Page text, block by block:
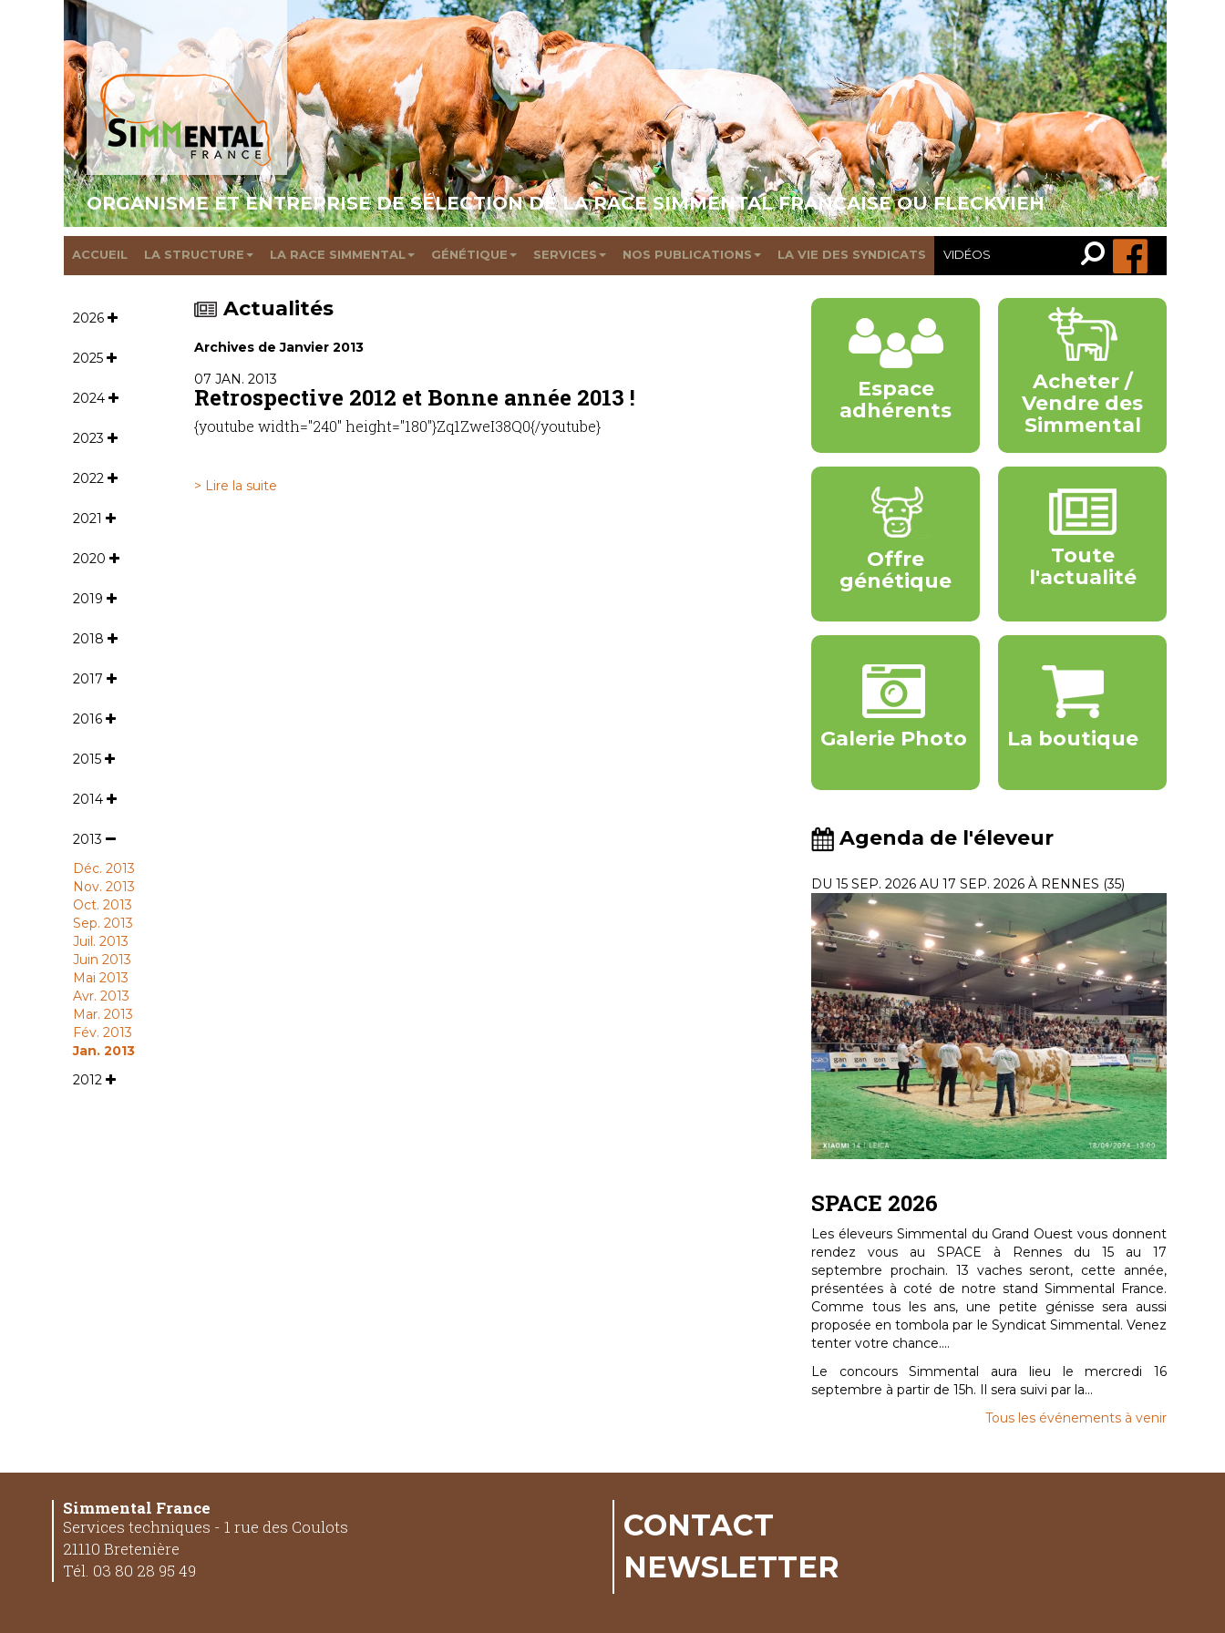
ORGANISME ET ENTREPRISE DE SÉLECTION DE LA RACE SIMMENTAL FRANÇAISE OU FLECKVIEH
ACCUEIL LA STRUCTURE LA RACE SIMMENTAL GÉNÉTIQUE SERVICES NOS PUBLICATIONS LA VIE DES SYNDICATS VIDÉOS
Recherche…
Rechercher
2026
2025
2024
2023
2022
2021
2020
2019
2018
2017
2016
2015
2014
2013
Déc. 2013
Nov. 2013
Oct. 2013
Sep. 2013
Juil. 2013
Juin 2013
Mai 2013
Avr. 2013
Mar. 2013
Fév. 2013
Jan. 2013
2012
Actualités
Archives de Janvier 2013
07 JAN. 2013
Retrospective 2012 et Bonne année 2013 !
{youtube width="240" height="180"}Zq1ZweI38Q0{/youtube}
> Lire la suite
Espace
adhérents
Acheter /
Vendre des
Simmental
Offre
génétique
Toute
l'actualité
Galerie Photo La boutique
Agenda de l'éleveur
DU 15 SEP. 2026 AU 17 SEP. 2026 À RENNES (35)
SPACE 2026
Les éleveurs Simmental du Grand Ouest vous donnent
rendez vous au SPACE à Rennes du 15 au 17
septembre prochain. 13 vaches seront, cette année,
présentées à coté de notre stand Simmental France.
Comme tous les ans, une petite génisse sera aussi
proposée en tombola par le Syndicat Simmental. Venez
tenter votre chance....
Le concours Simmental aura lieu le mercredi 16
septembre à partir de 15h. Il sera suivi par la...
Tous les événements à venir
Simmental France
Services techniques - 1 rue des Coulots
21110 Bretenière
Tél. 03 80 28 95 49
CONTACT
NEWSLETTER